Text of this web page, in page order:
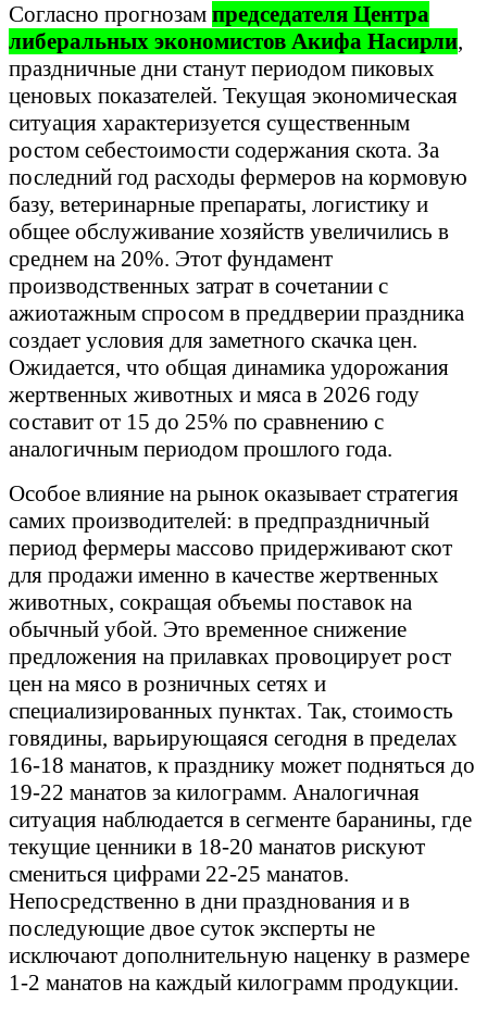
Согласно прогнозам председателя Центра
либеральных экономистов Акифа Насирли,
праздничные дни станут периодом пиковых
ценовых показателей. Текущая экономическая
ситуация характеризуется существенным
ростом себестоимости содержания скота. За
последний год расходы фермеров на кормовую
базу, ветеринарные препараты, логистику и
общее обслуживание хозяйств увеличились в
среднем на 20%. Этот фундамент
производственных затрат в сочетании с
ажиотажным спросом в преддверии праздника
создает условия для заметного скачка цен.
Ожидается, что общая динамика удорожания
жертвенных животных и мяса в 2026 году
составит от 15 до 25% по сравнению с
аналогичным периодом прошлого года.
Особое влияние на рынок оказывает стратегия
самих производителей: в предпраздничный
период фермеры массово придерживают скот
для продажи именно в качестве жертвенных
животных, сокращая объемы поставок на
обычный убой. Это временное снижение
предложения на прилавках провоцирует рост
цен на мясо в розничных сетях и
специализированных пунктах. Так, стоимость
говядины, варьирующаяся сегодня в пределах
16-18 манатов, к празднику может подняться до
19-22 манатов за килограмм. Аналогичная
ситуация наблюдается в сегменте баранины, где
текущие ценники в 18-20 манатов рискуют
смениться цифрами 22-25 манатов.
Непосредственно в дни празднования и в
последующие двое суток эксперты не
исключают дополнительную наценку в размере
1-2 манатов на каждый килограмм продукции.